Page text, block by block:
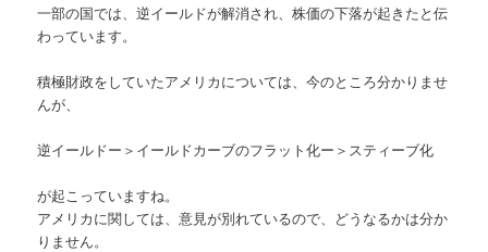
一部の国では、逆イールドが解消され、株価の下落が起きたと伝
わっています。
積極財政をしていたアメリカについては、今のところ分かりませ
んが、
逆イールドー＞イールドカーブのフラット化ー＞スティーブ化
が起こっていますね。
アメリカに関しては、意見が別れているので、どうなるかは分か
りません。